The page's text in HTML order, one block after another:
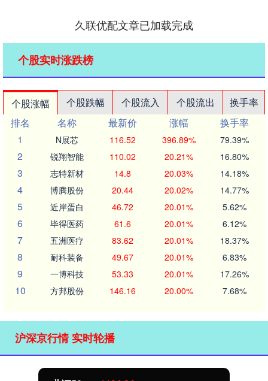
久联优配文章已加载完成
个股实时涨跌榜
个股涨幅 个股跌幅 个股流入 个股流出
换手率
排名
名称 最新价 涨幅
换手率
1
N展芯 116.52 396.89% 79.39%
2 锐翔智能 110.02 20.21% 16.80%
3 志特新材 14.8 20.03% 14.18%
4 博腾股份 20.44 20.02% 14.77%
5 近岸蛋白 46.72 20.01% 5.62%
6 毕得医药 61.6 20.01% 6.12%
7 五洲医疗 83.62 20.01% 18.37%
8 耐科装备 49.67 20.01% 6.83%
9 一博科技 53.33 20.01% 17.26%
10 方邦股份 146.16 20.00% 7.68%
沪深京行情 实时轮播